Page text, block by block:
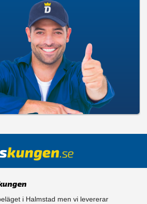
i Halmstad men vi levererar